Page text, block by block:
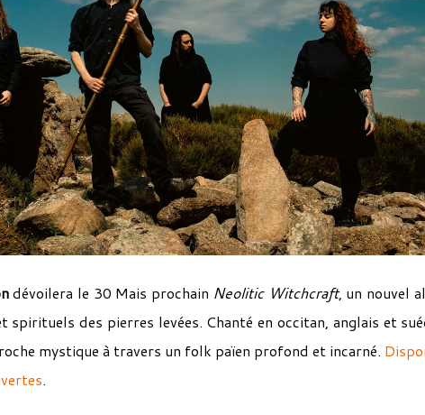
dévoilera le 30 Mais prochain Neolitic Witchcraft, un nouvel
des pierres levées. Chanté en occitan, anglais et
mystique à travers un folk païen profond et incarné.
.